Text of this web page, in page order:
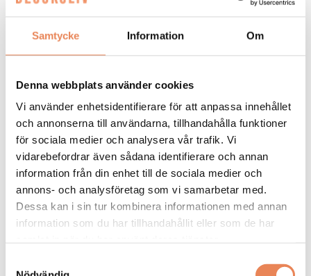
Samtycke Information Om
Denna webbplats använder cookies
Vi använder enhetsidentifierare för att anpassa innehållet
och annonserna till användarna, tillhandahålla funktioner
för sociala medier och analysera vår trafik. Vi
vidarebefordrar även sådana identifierare och annan
information från din enhet till de sociala medier och
annons- och analysföretag som vi samarbetar med.
Dessa kan i sin tur kombinera informationen med annan
information som du har tillhandahållit eller som de har
HOTELL | 3 augusti 2026
Nu inleds nästa fas för
Sheraton
Elin Roquet